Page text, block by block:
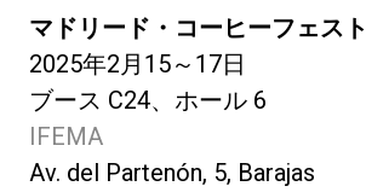
マドリード・コーヒーフェスト
2025年2月15～17日
ブース C24、ホール 6
IFEMA
Av. del Partenón, 5, Barajas